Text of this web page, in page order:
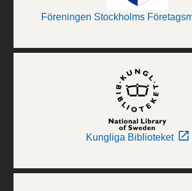
Föreningen Stockholms
Kungliga Biblioteket